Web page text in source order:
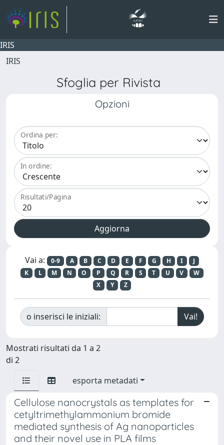
IRIS
IRIS
Sfoglia per Rivista
Opzioni
Ordina per:
In ordine:
Risultati/Pagina
Vai a: 0-9 A B C D E F G H I
J
K
L M N O P Q R S T U V
W
X
Y Z
o inserisci le iniziali:
Mostrati risultati da 1 a 2
di 2
esporta metadati
Cellulose nanocrystals as templates for
cetyltrimethylammonium bromide
mediated synthesis of Ag nanoparticles
and their novel use in PLA films